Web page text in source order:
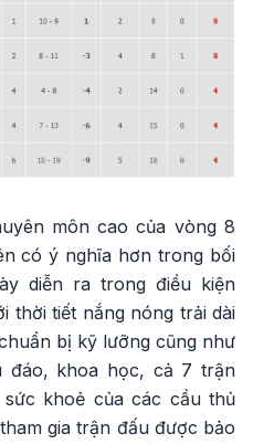
môn cao của vòng 8
có ý nghĩa hơn trong bối
diễn ra trong điều kiện
thời tiết nắng nóng trải dài
bị kỹ lưỡng cũng như
đáo, khoa học, cả 7 trận
khoẻ của các cầu thủ
gia trận đấu được bảo